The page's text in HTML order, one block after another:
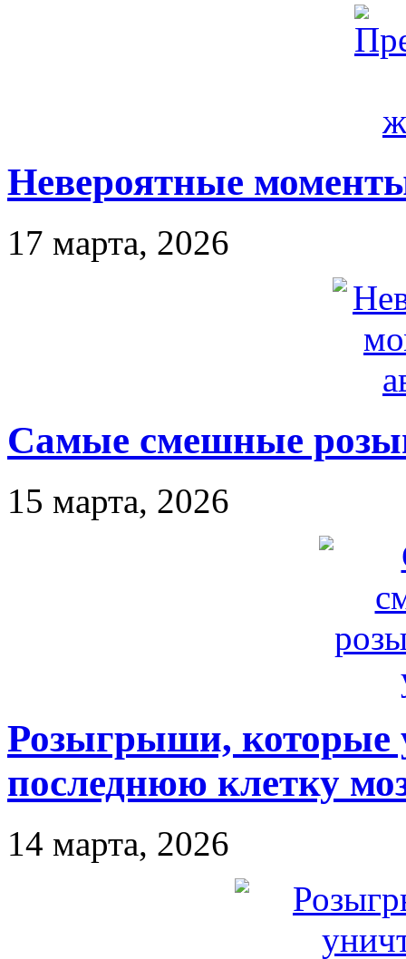
Невероятные
17 марта, 2026
Самые смешные
15 марта, 2026
Розыгрыши, которые
последнюю клетку
14 марта, 2026